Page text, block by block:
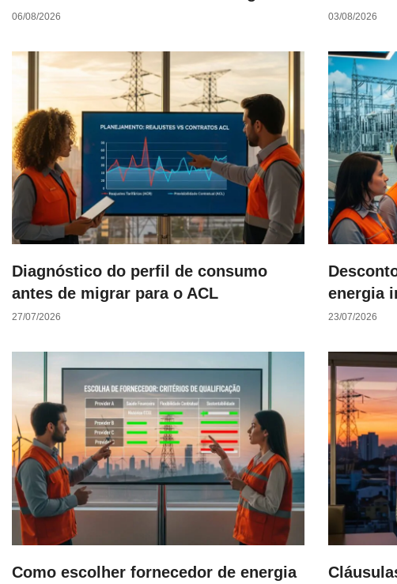
06/08/2026 03/08/2026
Diagnóstico do perfil de consumo
antes de migrar para o ACL
27/07/2026
energia
23/07/2026
Como escolher fornecedor de energia